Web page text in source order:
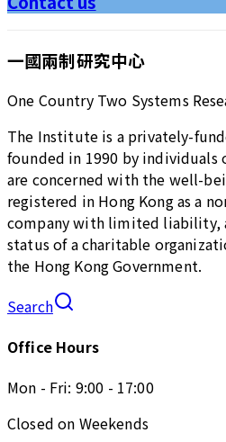
一國兩制研究中心
One Country Two Systems
The Institute is a privately-
founded in 1990 by individuals
are concerned with the well-
registered in Hong Kong as a
company with limited liability,
status of a charitable
the Hong Kong Government.
Search
Office Hours
Mon - Fri: 9:00 - 17:00
Closed on Weekends